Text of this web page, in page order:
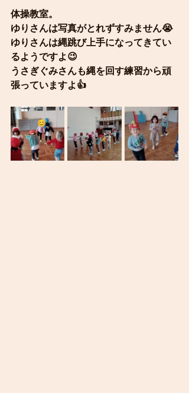
体操教室。
ゆりさんは写真がとれずすみません😭
ゆりさんは縄跳び上手になってきてい
るようですよ😉
うさぎぐみさんも縄を回す練習から頑
張っていますよ👍